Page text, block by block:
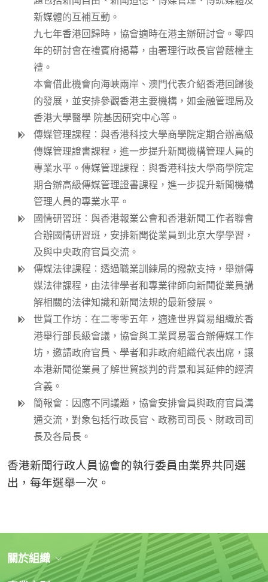
新媒體的互補互動。
九七年香港回歸時，協會適時在港主辦研討會。零四
年的研討會在禮賓府揭幕，由署理行政長官曾蔭權主
禮。
本會借此機會向海峽兩岸、澳門代表介紹香港回歸後
的發展，並安排參觀香港主要機構，如金融管理局及
香港大學醫學 院基因研究中心等。
傳媒管理課程︰與香港科技大學商學院定期合辦高級
傳媒管理證書課程，進一步提升新聞機構管理人員的
專業水平。傳媒管理課程︰與香港科技大學商學院定
期合辦高級傳媒管理證書課程，進一步提升新聞機構
管理人員的專業水平。
國情研習班︰與香港報業公會和香港新聞工作者聯會
合辦國情研習班，安排新聞從業員到北京大學學習，
及與中央政府官員交流。
傳媒法律課程︰透過職業訓練局的撥款支持，舉辦傳
媒法律課程，由法律學者和專業律師向新聞從業員講
解相關的法律知識和新聞法規的最新發展。
世貿工作坊︰在二零零五年，適逢世界貿易組織於香
港舉行部長級會議，協會與工業貿易署合辦傳媒工作
坊，邀請政府官員、學者和非政府組織代表出席，讓
本港新聞從業員了解世貿談判的背景和其延伸的經濟
含義。
簡報會︰因應不同議題，協會安排會員與政府官員溝
通交流，對象包括行政長官、政務司司長、財政司司
長及各局長。
香港新聞行政人員協會的執行委員由業界共同選
出，每年選舉一次。
關於組織